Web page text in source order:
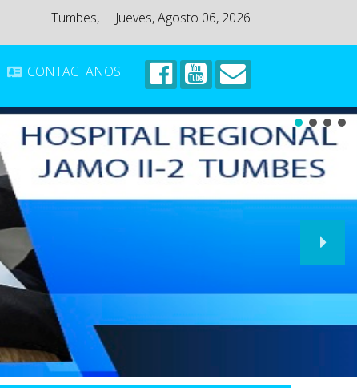
Tumbes, Jueves, Agosto 06, 2026
CONTACTANOS